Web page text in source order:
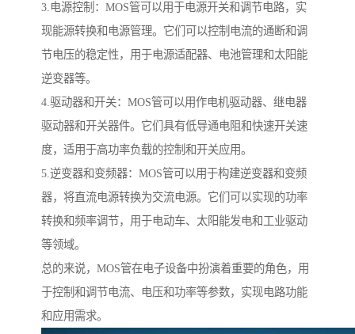
3.电源控制：MOS管可以用于电源开关和调节电路，实
现能源转换和电源管理。它们可以控制电流的通断和调
节电压的稳定性，用于电源适配器、电池管理和太阳能
逆变器等。
4.驱动器和开关：MOS管可以用作电机驱动器、继电器
驱动器和开关器件。它们具有低导通电阻和快速开关速
度，适用于高功率负载的控制和开关应用。
5.逆变器和变频器：MOS管可以用于构建逆变器和变频
器，将直流电源转换为交流电源。它们可以实现的功率
转换和频率调节，用于电动车、太阳能发电和工业驱动
等领域。
总的来说，MOS管在电子设备中扮演着重要的角色，用
于控制和调节电流、电压和功率等参数，实现电路功能
和应用需求。